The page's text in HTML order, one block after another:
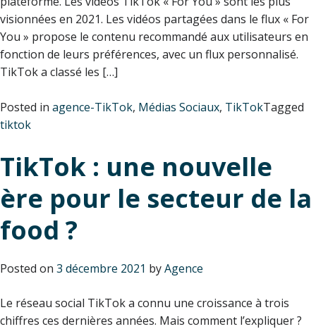
visionnées en 2021. Les vidéos partagées dans le flux « For
You » propose le contenu recommandé aux utilisateurs en
fonction de leurs préférences, avec un flux personnalisé.
TikTok a classé les […]
Posted in agence-TikTok, Médias Sociaux, TikTokTagged
tiktok
TikTok : une nouvelle
ère pour le secteur de la
food ?
Posted on 3 décembre 2021 byAgence
Le réseau social TikTok a connu une croissance à trois
chiffres ces dernières années. Mais comment l’expliquer ?